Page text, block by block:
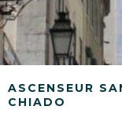
ASCENSEUR
CHIADO